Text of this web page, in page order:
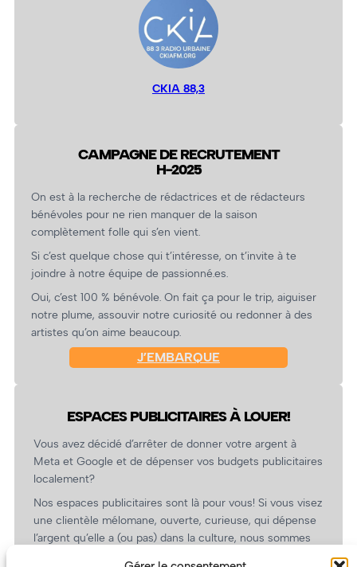
CKIA 88,3
CAMPAGNE DE RECRUTEMENT
H-2025
On est à la recherche de rédactrices et de rédacteurs
bénévoles pour ne rien manquer de la saison
complètement folle qui s’en vient.
Si c’est quelque chose qui t’intéresse, on t’invite à te
joindre à notre équipe de passionné.es.
Oui, c’est 100 % bénévole. On fait ça pour le trip, aiguiser
notre plume, assouvir notre curiosité ou redonner à des
artistes qu’on aime beaucoup.
J’EMBARQUE
ESPACES PUBLICITAIRES À LOUER!
Vous avez décidé d’arrêter de donner votre argent à
Meta et Google et de dépenser vos budgets publicitaires
localement?
Nos espaces publicitaires sont là pour vous! Si vous visez
une clientèle mélomane, ouverte, curieuse, qui dépense
l’argent qu’elle a (ou pas) dans la culture, nous sommes